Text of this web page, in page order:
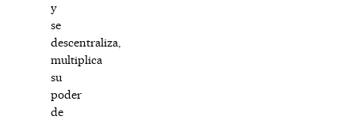
y
se
descentraliza,
multiplica
su
poder
de